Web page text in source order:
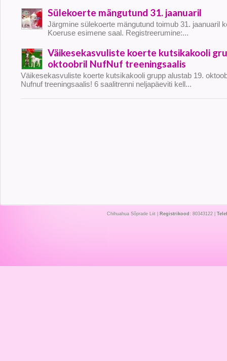
Sülekoerte mängutund 31. jaanuaril
Järgmine sülekoerte mängutund toimub 31. jaanuaril
Koeruse esimene saal. Registreerumine:...
Väikesekasvuliste koerte kutsikakooli
oktoobril NufNuf treeningsaalis
Väikesekasvuliste koerte kutsikakooli grupp alustab 19.
Nufnuf treeningsaalis! 6 saalitrenni neljapäeviti kell...
Chihuahua Sõprade Liit | Registrikood : 80343122 |